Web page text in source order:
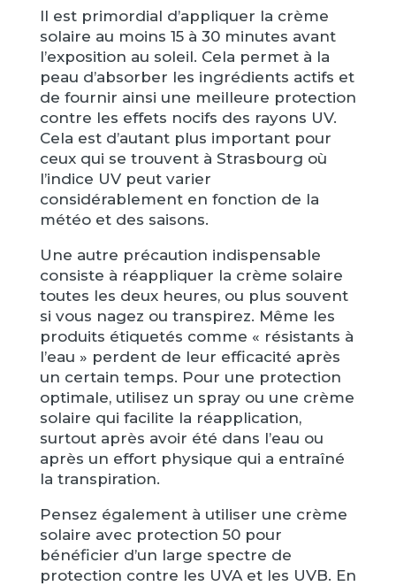
Il est primordial d’appliquer la crème
solaire au moins 15 à 30 minutes avant
l’exposition au soleil. Cela permet à la
peau d’absorber les ingrédients actifs et
de fournir ainsi une meilleure protection
contre les effets nocifs des rayons UV.
Cela est d’autant plus important pour
ceux qui se trouvent à Strasbourg où
l’indice UV peut varier
considérablement en fonction de la
météo et des saisons.
Une autre précaution indispensable
consiste à réappliquer la crème solaire
toutes les deux heures, ou plus souvent
si vous nagez ou transpirez. Même les
produits étiquetés comme « résistants à
l’eau » perdent de leur efficacité après
un certain temps. Pour une protection
optimale, utilisez un spray ou une crème
solaire qui facilite la réapplication,
surtout après avoir été dans l’eau ou
après un effort physique qui a entraîné
la transpiration.
Pensez également à utiliser une crème
solaire avec protection 50 pour
bénéficier d’un large spectre de
protection contre les UVA et les UVB. En